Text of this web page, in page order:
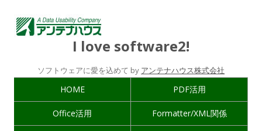
I love software2!
ソフトウェアに愛を込めて by アンテナハウス株式会社
HOME PDF活用
Office活用 Formatter/XML関係